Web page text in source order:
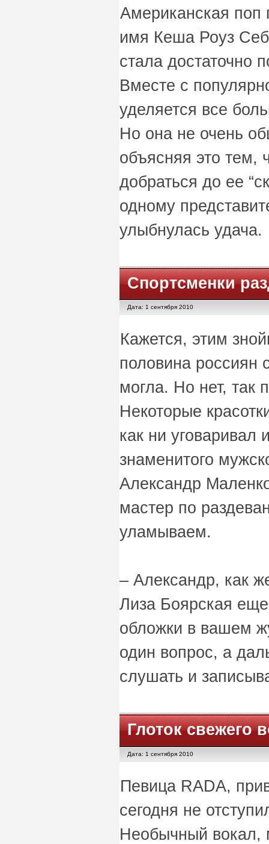
Американская поп
имя Кеша Роуз
стала достаточно
Вместе с
уделяется все
Но она не очень
объясняя это тем,
добраться до ее
одному
улыбнулась удача.
Спортсменки
Дата: 1 сентября 2010
Кажется, этим
половина россиян
могла. Но нет, так
Некоторые
как ни уговаривал
знаменитого
Александр
мастер по
уламываем.
– Александр, как
Лиза Боярская
обложки в вашем
один вопрос, а
слушать и
Глоток свежего
Дата: 1 сентября 2010
Певица RADA,
сегодня не
Необычный вокал,